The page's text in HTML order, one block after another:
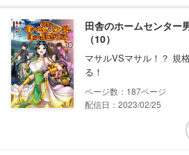
田舎のホームセンター
（10）
マサルVSマサル！？ 規
る！
187
配信日：2023/02/25